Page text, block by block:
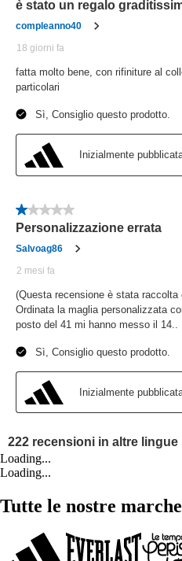
Loading...
Loading...
Tutte le nostre marche